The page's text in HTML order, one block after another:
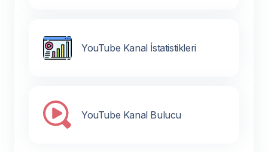
YouTube Kanal İstatistikleri
YouTube Kanal Bulucu